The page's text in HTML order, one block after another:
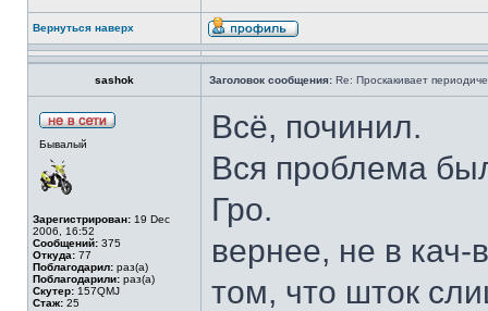
Вернуться наверх
sashok Заголовок сообщения: Re: Проскакивает
Бывалый
Зарегистрирован: 19 Dec
2006, 16:52
Сообщений: 375
Откуда: 77
Поблагодарил: раз(а)
Поблагодарили: раз(а)
Скутер: 157QMJ
Стаж: 25
Всё, починил.
Вся проблема
Гро.
вернее, не в кач-
том, что шток